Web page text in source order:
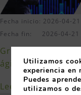
Fecha inicio: 2026-04-
Fecha fin: 2026-04-21
Grupo de Trabajo
ágiles en
Leer más
Utilizamos
experiencia en
Puedes
utilizamos o